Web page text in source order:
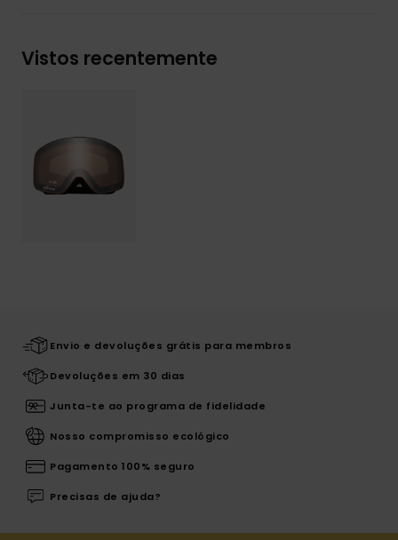
Vistos recentemente
Envio e devoluções grátis para membros
Devoluções em 30 dias
Junta-te ao programa de fidelidade
Nosso compromisso ecológico
Pagamento 100% seguro
Precisas de ajuda?